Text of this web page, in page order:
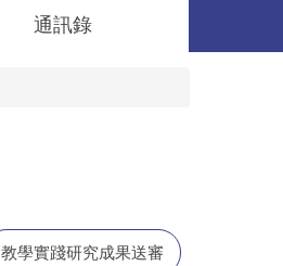
通訊錄
教學實踐研究成果送審